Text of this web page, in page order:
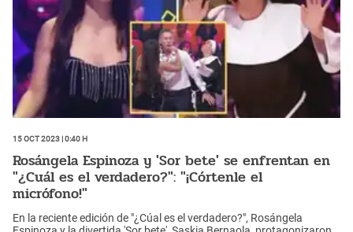
15 Oct 2023 | 0:40 h
Rosángela Espinoza y 'Sor bete' se enfrentan en
"¿Cuál es el verdadero?": "¡Córtenle el
micrófono!"
En la reciente edición de "¿Cúal es el verdadero?", Rosángela